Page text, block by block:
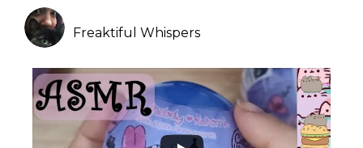
Freaktiful Whispers